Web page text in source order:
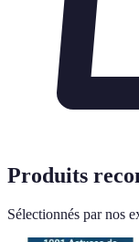
Produits
Sélectionnés par nos